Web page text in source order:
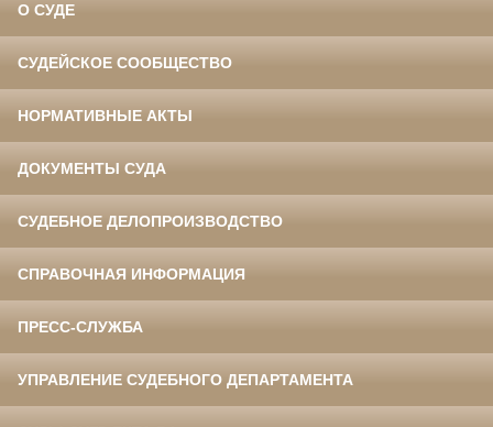
О СУДЕ
СУДЕЙСКОЕ СООБЩЕСТВО
НОРМАТИВНЫЕ АКТЫ
ДОКУМЕНТЫ СУДА
СУДЕБНОЕ ДЕЛОПРОИЗВОДСТВО
СПРАВОЧНАЯ ИНФОРМАЦИЯ
ПРЕСС-СЛУЖБА
УПРАВЛЕНИЕ СУДЕБНОГО ДЕПАРТАМЕНТА